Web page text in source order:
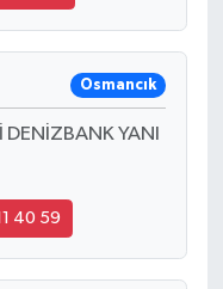
Osmancık
DENİZBANK YANI
40 59